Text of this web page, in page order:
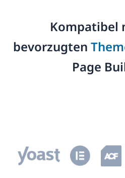
Kompatibel
bevorzugten
Page